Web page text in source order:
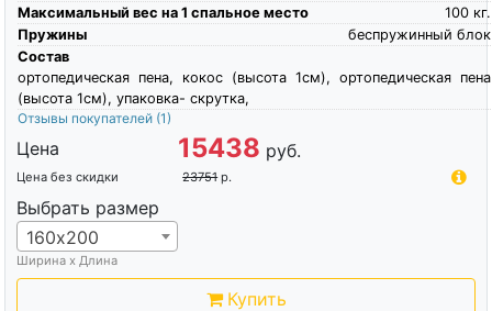
Максимальный вес на 1 спальное место
кг.
100
Пружины
беспружинный блок
Состав
ортопедическая пена, кокос (высота 1см), ортопедическая пена
(высота 1см), упаковка- скрутка,
Отзывы покупателей (1)
Цена 15438 руб.
Цена без скидки 23751 р.
Выбрать размер
160х200
Ширина х Длина
Купить